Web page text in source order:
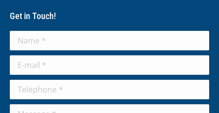
opens
in
new
window
opens
in
new
window
opens
in
window
in
window
in
window
Get in Touch!
Name *
E-mail *
Telephone *
Message *